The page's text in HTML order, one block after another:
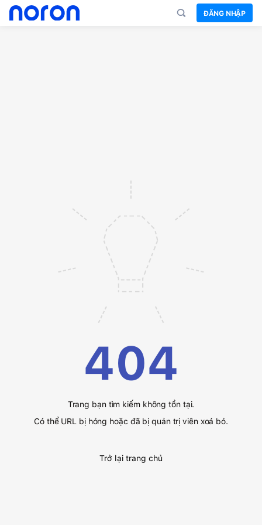
ĐĂNG NHẬP
404
Trang bạn tìm kiếm không tồn tại.
Có thể URL bị hỏng hoặc đã bị quản trị viên xoá bỏ.
Trở lại trang chủ